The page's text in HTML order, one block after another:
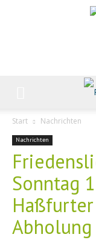
Start Nachrichten
Nachrichten
Sonntag